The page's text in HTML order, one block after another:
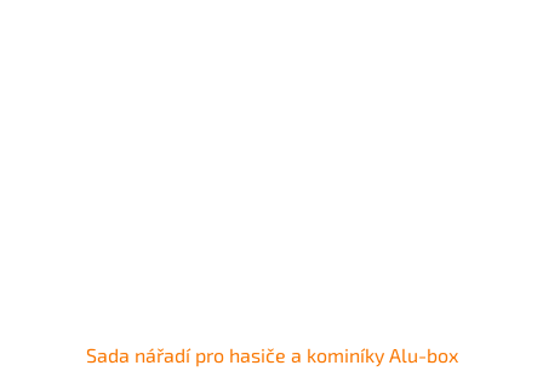
Sada nářadí pro hasiče a kominíky Alu-box